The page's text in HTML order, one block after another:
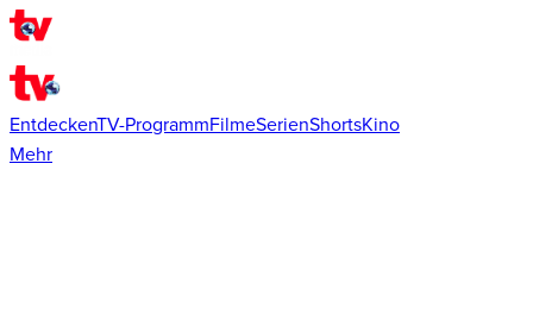
EntdeckenTV-ProgrammFilmeSerienShortsKino
Mehr